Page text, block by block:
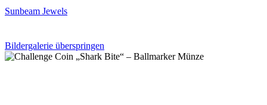
Sunbeam Jewels
Bildergalerie überspringen